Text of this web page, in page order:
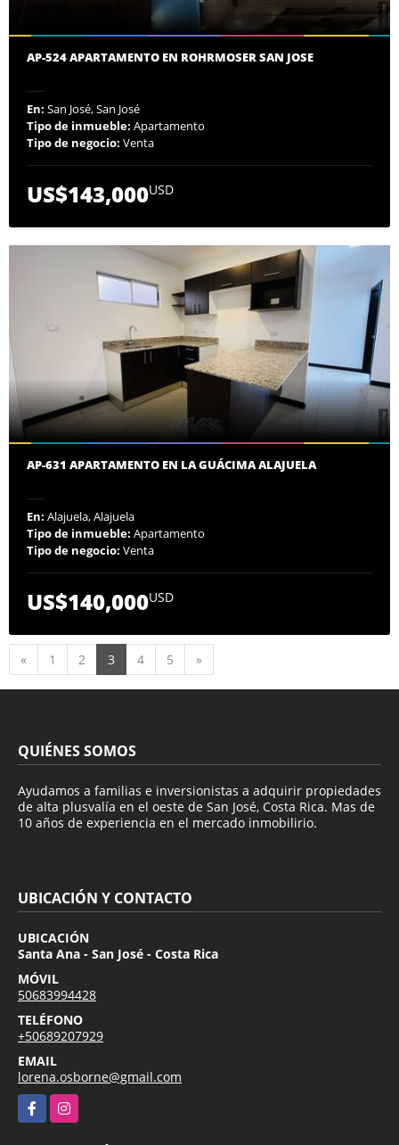
AP-524 APARTAMENTO EN ROHRMOSER SAN JOSE
En: San José, San José
Tipo de inmueble: Apartamento
Tipo de negocio: Venta
US$143,000USD
AP-631 APARTAMENTO EN LA GUÁCIMA ALAJUELA
En: Alajuela, Alajuela
Tipo de inmueble: Apartamento
Tipo de negocio: Venta
US$140,000USD
« Anterior
1 2 3 4 5 »
QUIÉNES SOMOS
Ayudamos a familias e inversionistas a adquirir propiedades
de alta plusvalía en el oeste de San José, Costa Rica. Mas de
10 años de experiencia en el mercado inmobilirio.
UBICACIÓN Y CONTACTO
UBICACIÓN
Santa Ana - San José - Costa Rica
MÓVIL
50683994428
TELÉFONO
+50689207929
EMAIL
lorena.osborne@gmail.com
FacebookInstagram